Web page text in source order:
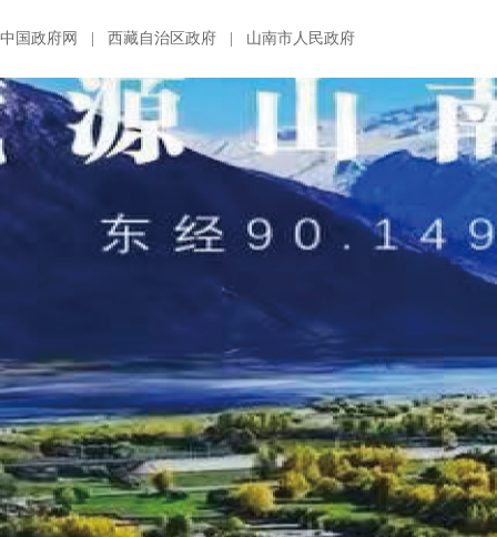
中国政府网 西藏自治区政府 山南市人民政府